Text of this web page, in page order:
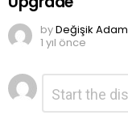
byDeğişik Adam
1 yıl önce
Bir
yanıt
yazın
Yorum